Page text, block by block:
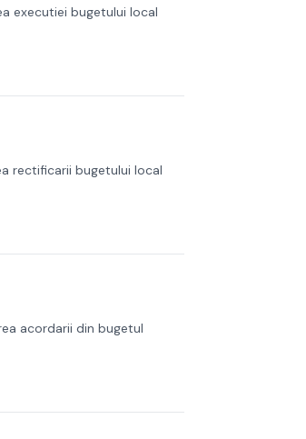
executiei bugetului local
rectificarii bugetului local
acordarii din bugetul